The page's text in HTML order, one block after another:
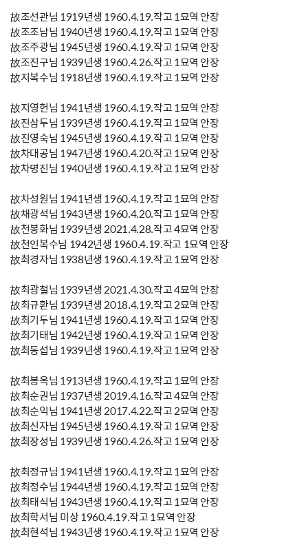
故조선관님 1919년생 1960.4.19.작고 1묘역 안장
故조조남님 1940년생 1960.4.19.작고 1묘역 안장
故조주광님 1945년생 1960.4.19.작고 1묘역 안장
故조진구님 1939년생 1960.4.26.작고 1묘역 안장
故지복수님 1918년생 1960.4.19.작고 1묘역 안장
故지영헌님 1941년생 1960.4.19.작고 1묘역 안장
故진삼두님 1939년생 1960.4.19.작고 1묘역 안장
故진영숙님 1945년생 1960.4.19.작고 1묘역 안장
故차대공님 1947년생 1960.4.20.작고 1묘역 안장
故차명진님 1940년생 1960.4.19.작고 1묘역 안장
故차성원님 1941년생 1960.4.19.작고 1묘역 안장
故채광석님 1943년생 1960.4.20.작고 1묘역 안장
故천봉화님 1939년생 2021.4.28.작고 4묘역 안장
故천인복수님 1942년생 1960.4.19.작고 1묘역 안장
故최경자님 1938년생 1960.4.19.작고 1묘역 안장
故최광철님 1939년생 2021.4.30.작고 4묘역 안장
故최규환님 1939년생 2018.4.19.작고 2묘역 안장
故최기두님 1941년생 1960.4.19.작고 1묘역 안장
故최기태님 1942년생 1960.4.19.작고 1묘역 안장
故최동섭님 1939년생 1960.4.19.작고 1묘역 안장
故최봉옥님 1913년생 1960.4.19.작고 1묘역 안장
故최순권님 1937년생 2019.4.16.작고 4묘역 안장
故최순익님 1941년생 2017.4.22.작고 2묘역 안장
故최신자님 1945년생 1960.4.19.작고 1묘역 안장
故최장성님 1939년생 1960.4.26.작고 1묘역 안장
故최정규님 1941년생 1960.4.19.작고 1묘역 안장
故최정수님 1944년생 1960.4.19.작고 1묘역 안장
故최태식님 1943년생 1960.4.19.작고 1묘역 안장
故최학서님 미상 1960.4.19.작고 1묘역 안장
故최현석님 1943년생 1960.4.19.작고 1묘역 안장